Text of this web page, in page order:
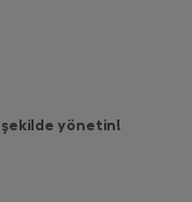
şekilde yönetin!